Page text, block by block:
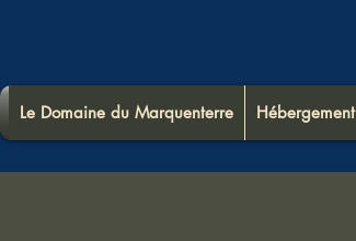
Le Domaine du Marquenterre Hébergement